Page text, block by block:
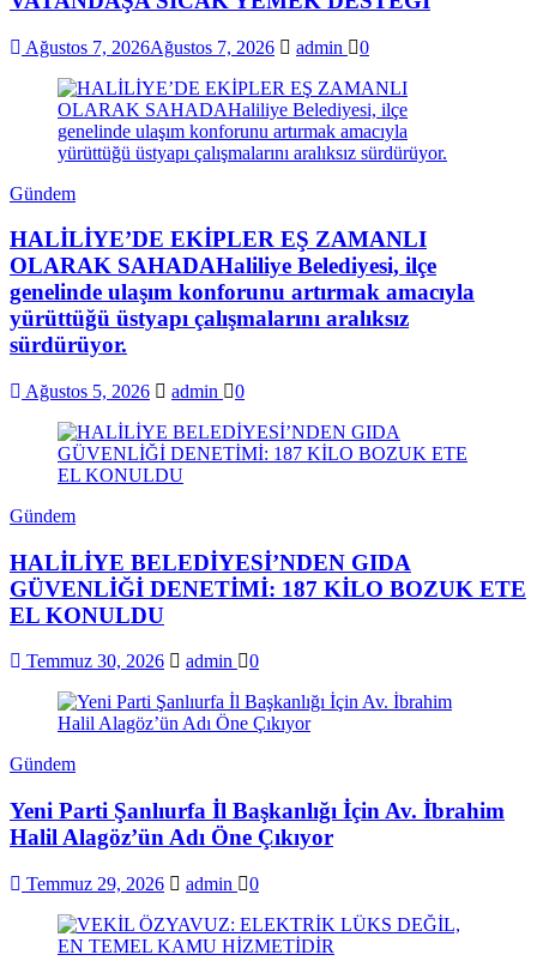
Ağustos 7, 2026Ağustos 7, 2026 admin 0
Gündem
HALİLİYE’DE EKİPLER EŞ ZAMANLI
OLARAK SAHADAHaliliye Belediyesi, ilçe
genelinde ulaşım konforunu artırmak amacıyla
yürüttüğü üstyapı çalışmalarını aralıksız
sürdürüyor.
Ağustos 5, 2026 admin 0
Gündem
HALİLİYE BELEDİYESİ’NDEN GIDA
GÜVENLİĞİ DENETİMİ: 187 KİLO BOZUK ETE
EL KONULDU
Temmuz 30, 2026 admin 0
Gündem
Yeni Parti Şanlıurfa İl Başkanlığı İçin Av. İbrahim
Halil Alagöz’ün Adı Öne Çıkıyor
Temmuz 29, 2026 admin 0